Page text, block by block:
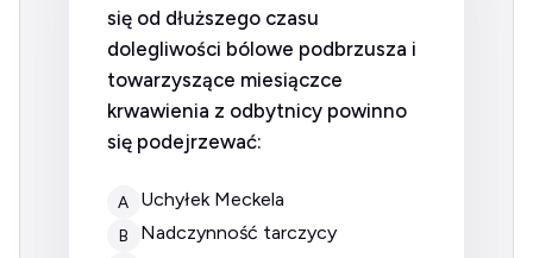
się od dłuższego czasu
dolegliwości bólowe podbrzusza i
towarzyszące miesiączce
krwawienia z odbytnicy powinno
się podejrzewać:
A uchyłek Meckela
B nadczynność tarczycy